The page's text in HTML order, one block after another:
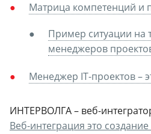
Матрица компетенций и
Пример ситуации на
менеджеров
Менеджер IT-проектов –
ИНТЕРВОЛГА – веб-
Веб-интеграция это